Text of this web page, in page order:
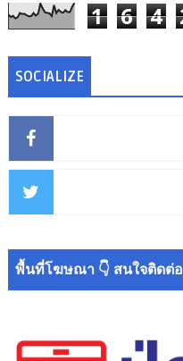
1 6 4
SOCIALIZE
พื้นที่โฆษณา 👇 สนใจติดต่